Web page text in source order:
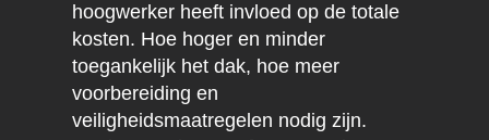
hoogwerker heeft invloed op de totale
kosten. Hoe hoger en minder
toegankelijk het dak, hoe meer
voorbereiding en
veiligheidsmaatregelen nodig zijn.